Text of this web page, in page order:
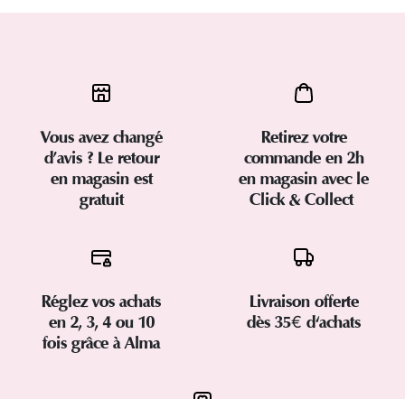
Vous avez changé
d’avis ? Le retour
en magasin est
gratuit
Retirez votre
commande en 2h
en magasin avec le
Click & Collect
Réglez vos achats
en 2, 3, 4 ou 10
fois grâce à Alma
Livraison offerte
dès 35€ d'achats